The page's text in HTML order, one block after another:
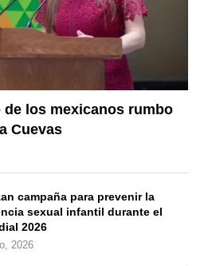
de los mexicanos rumbo
Cuevas
campaña para prevenir la
sexual infantil durante el
2026
2026